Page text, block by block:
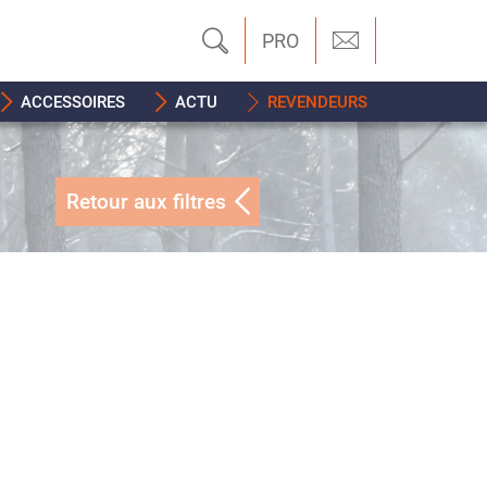
PRO
ACCESSOIRES ACTU REVENDEURS
Retour aux filtres